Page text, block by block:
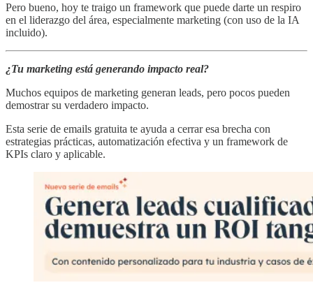
Pero bueno, hoy te traigo un framework que puede darte un respiro
en el liderazgo del área, especialmente marketing (con uso de la IA
incluido).
¿Tu marketing está generando impacto real?
Muchos equipos de marketing generan leads, pero pocos pueden
demostrar su verdadero impacto.
Esta serie de emails gratuita te ayuda a cerrar esa brecha con
estrategias prácticas, automatización efectiva y un framework de
KPIs claro y aplicable.